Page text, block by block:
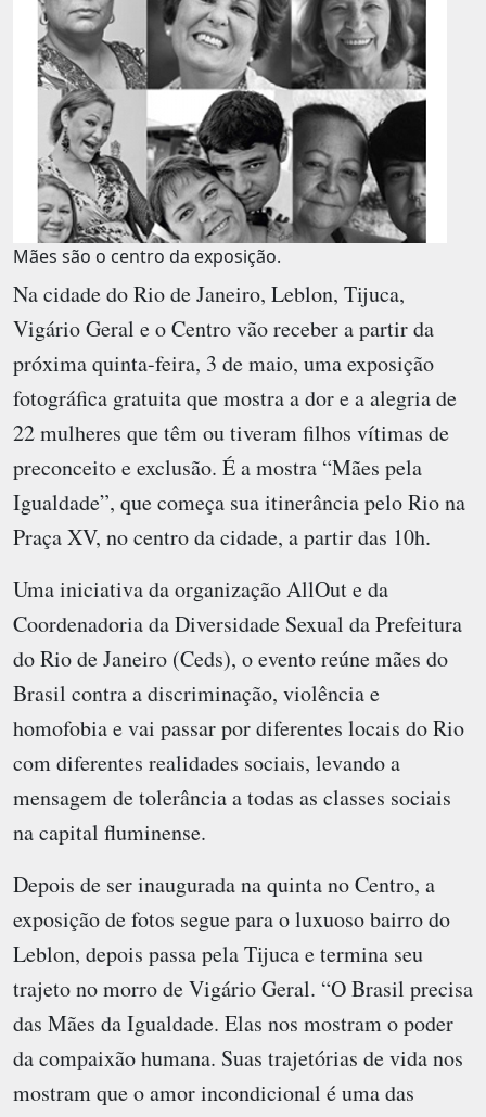
Mães são o centro da exposição.
Na cidade do Rio de Janeiro, Leblon, Tijuca,
Vigário Geral e o Centro vão receber a partir da
próxima quinta-feira, 3 de maio, uma exposição
fotográfica gratuita que mostra a dor e a alegria de
22 mulheres que têm ou tiveram filhos vítimas de
preconceito e exclusão. É a mostra “Mães pela
Igualdade”, que começa sua itinerância pelo Rio na
Praça XV, no centro da cidade, a partir das 10h.
Uma iniciativa da organização AllOut e da
Coordenadoria da Diversidade Sexual da Prefeitura
do Rio de Janeiro (Ceds), o evento reúne mães do
Brasil contra a discriminação, violência e
homofobia e vai passar por diferentes locais do Rio
com diferentes realidades sociais, levando a
mensagem de tolerância a todas as classes sociais
na capital fluminense.
Depois de ser inaugurada na quinta no Centro, a
exposição de fotos segue para o luxuoso bairro do
Leblon, depois passa pela Tijuca e termina seu
trajeto no morro de Vigário Geral. “O Brasil precisa
das Mães da Igualdade. Elas nos mostram o poder
da compaixão humana. Suas trajetórias de vida nos
mostram que o amor incondicional é uma das